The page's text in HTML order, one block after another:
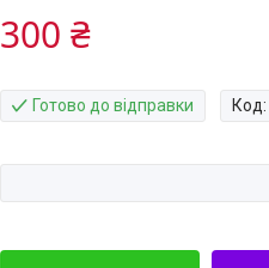
300 ₴
Готово до відправки Код: